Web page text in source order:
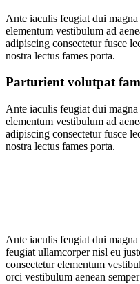
Ante iaculis feugiat dui magna
elementum vestibulum ad
adipiscing consectetur fusce
nostra lectus fames porta.
Parturient volutpat
Ante iaculis feugiat dui magna
elementum vestibulum ad
adipiscing consectetur fusce
nostra lectus fames porta.
Ante iaculis feugiat dui magna
feugiat ullamcorper nisl eu
consectetur elementum
orci vestibulum aenean